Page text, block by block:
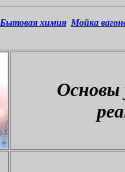
Бытовая химия Мойка
Основы